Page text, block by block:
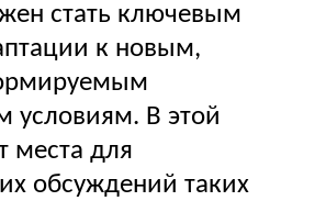
стать ключевым
к новым,
условиям. В этой
места для
обсуждений таких